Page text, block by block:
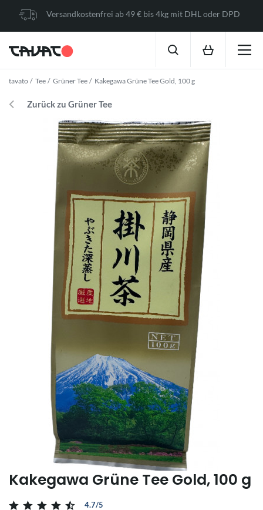
Versandkostenfrei ab 49 € bis 4kg mit DHL oder DPD
tavato Tee Grüner Tee Kakegawa Grüne Tee Gold, 100 g
Zurück zu Grüner Tee
Kakegawa Grüne Tee Gold, 100 g
4.7/5